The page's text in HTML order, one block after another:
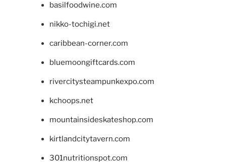
basilfoodwine.com
nikko-tochigi.net
caribbean-corner.com
bluemoongiftcards.com
rivercitysteampunkexpo.com
kchoops.net
mountainsideskateshop.com
kirtlandcitytavern.com
301nutritionspot.com